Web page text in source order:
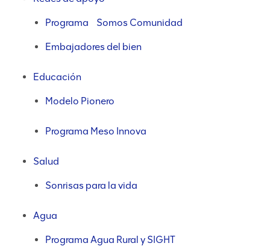
Programa Somos Comunidad
Embajadores del bien
Educación
Modelo Pionero
Programa Meso Innova
Salud
Sonrisas para la vida
Agua
Programa Agua Rural y SIGHT